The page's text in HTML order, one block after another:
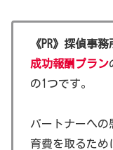
《PR》探偵事
成功報酬プラン
の1つです。
パートナーへの
育費を取るため